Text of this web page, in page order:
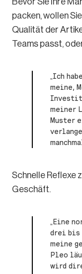
packen, wollen
Qualität der
Teams passt,
„Ich
meine,
meiner
Muster
Schnelle Reflexe
Geschäft.
„Eine
drei bis
meine
Pleo
wird